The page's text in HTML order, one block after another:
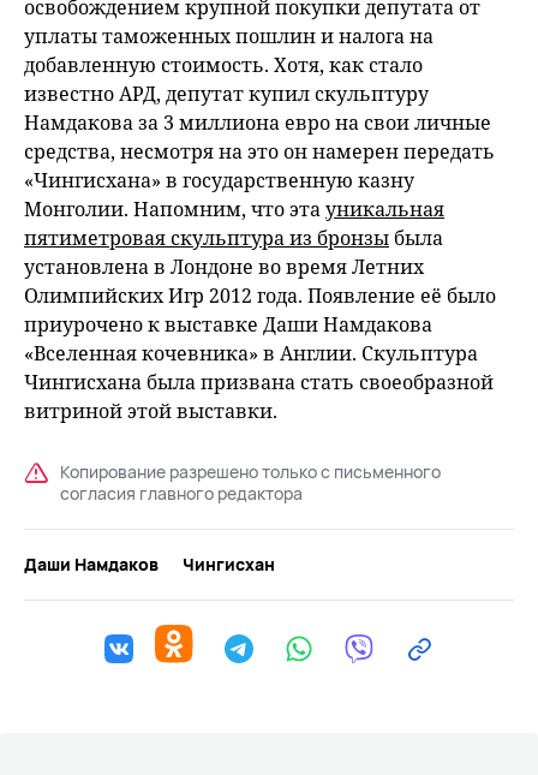
освобождением крупной покупки депутата от
уплаты таможенных пошлин и налога на
добавленную стоимость. Хотя, как стало
известно АРД, депутат купил скульптуру
Намдакова за 3 миллиона евро на свои личные
средства, несмотря на это он намерен передать
«Чингисхана» в государственную казну
Монголии. Напомним, что этауникальная
пятиметровая скульптура из бронзыбыла
установлена в Лондоне во время Летних
Олимпийских Игр 2012 года. Появление её было
приурочено к выставке Даши Намдакова
«Вселенная кочевника» в Англии. Скульптура
Чингисхана была призвана стать своеобразной
витриной этой выставки.
Копирование разрешено только с письменного
согласия главного редактора
Даши Намдаков Чингисхан